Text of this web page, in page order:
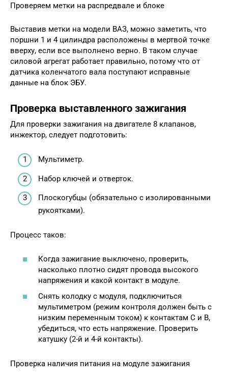
Проверяем метки на распредвале и блоке
Выставив метки на модели ВАЗ, можно заметить, что
поршни 1 и 4 цилиндра расположены в мертвой точке
вверху, если все выполнено верно. В таком случае
силовой агрегат работает правильно, потому что от
датчика коленчатого вала поступают исправные
данные на блок ЭБУ.
Проверка выставленного зажигания
Для проверки зажигания на двигателе 8 клапанов,
инжектор, следует подготовить:
Мультиметр.
Набор ключей и отверток.
Плоскогубцы (обязательно с изолированными
рукоятками).
Процесс таков:
Когда зажигание выключено, проверить,
насколько плотно сидят провода высокого
напряжения и какой контакт в модуле.
Снять колодку с модуля, подключиться
мультиметром (режим контроля должен быть с
низким переменным током) к контактам C и B,
убедиться, что есть напряжение. Проверить
катушку (2-й и 4-й контакты).
Проверка наличия питания на модуле зажигания